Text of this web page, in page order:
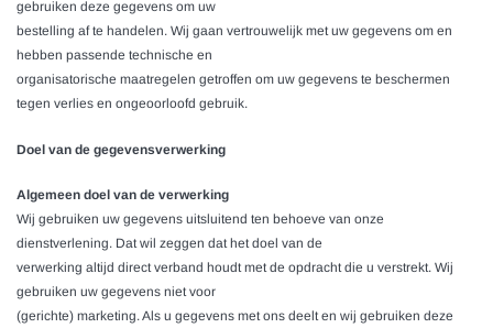
gebruiken deze gegevens om uw
bestelling af te handelen. Wij gaan vertrouwelijk met uw gegevens om en
hebben passende technische en
organisatorische maatregelen getroffen om uw gegevens te beschermen
tegen verlies en ongeoorloofd gebruik.
Doel van de gegevensverwerking
Algemeen doel van de verwerking
Wij gebruiken uw gegevens uitsluitend ten behoeve van onze
dienstverlening. Dat wil zeggen dat het doel van de
verwerking altijd direct verband houdt met de opdracht die u verstrekt. Wij
gebruiken uw gegevens niet voor
(gerichte) marketing. Als u gegevens met ons deelt en wij gebruiken deze